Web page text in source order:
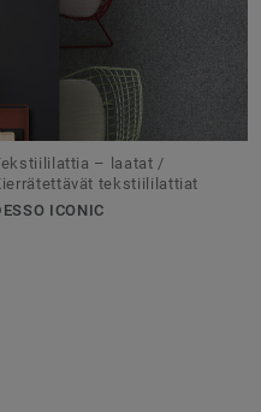
– laatat /
tekstiililattiat
ICONIC